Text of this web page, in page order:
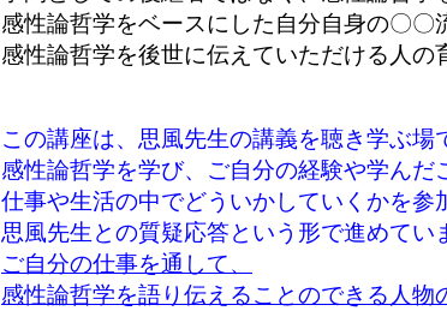
感性論哲学をベースにした自分自身の〇〇
感性論哲学を後世に伝えていただける人の
この講座は、思風先生の講義を聴き学ぶ場
感性論哲学を学び、ご自分の経験や学んだ
仕事や生活の中でどういかしていくかを参
思風先生との質疑応答という形で進めてい
ご自分の仕事を通して、
感性論哲学を語り伝えることのできる人物